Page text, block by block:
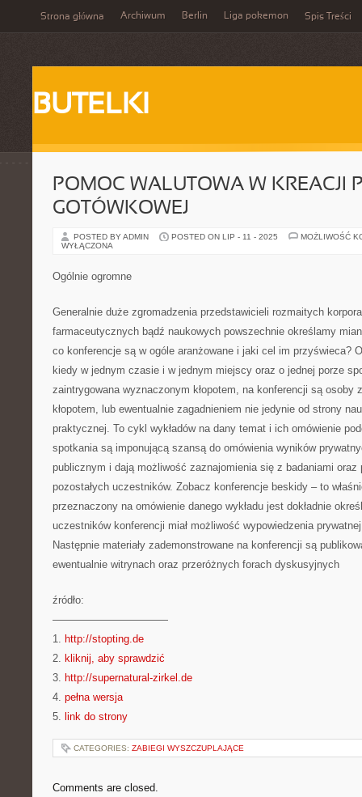
Strona główna Archiwum Berlin Liga pokemon Spis Treści
BUTELKI
POMOC WALUTOWA W KREACJI
GOTÓWKOWEJ
POSTED BY ADMIN POSTED ON LIP - 11 - 2025
MOŻLIWOŚĆ
WYŁĄCZONA
Ogólnie ogromne
Generalnie duże zgromadzenia przedstawicieli rozmaitych
farmaceutycznych bądź naukowych powszechnie określamy
co konferencje są w ogóle aranżowane i jaki cel im przyświeca?
kiedy w jednym czasie i w jednym miejscy oraz o jednej porze
zaintrygowana wyznaczonym kłopotem, na konferencji są osoby
kłopotem, lub ewentualnie zagadnieniem nie jedynie od strony
praktycznej. To cykl wykładów na dany temat i ich omówienie
spotkania są imponującą szansą do omówienia wyników
publicznym i dają możliwość zaznajomienia się z badaniami oraz
pozostałych uczestników. Zobacz konferencje beskidy – to
przeznaczony na omówienie danego wykładu jest dokładnie
uczestników konferencji miał możliwość wypowiedzenia
Następnie materiały zademonstrowane na konferencji są
ewentualnie witrynach oraz przeróżnych forach dyskusyjnych
źródło:
———————————
1. http://stopting.de
2. kliknij, aby sprawdzić
3. http://supernatural-zirkel.de
4. pełna wersja
5. link do strony
CATEGORIES: ZABIEGI WYSZCZUPLAJĄCE
Comments are closed.